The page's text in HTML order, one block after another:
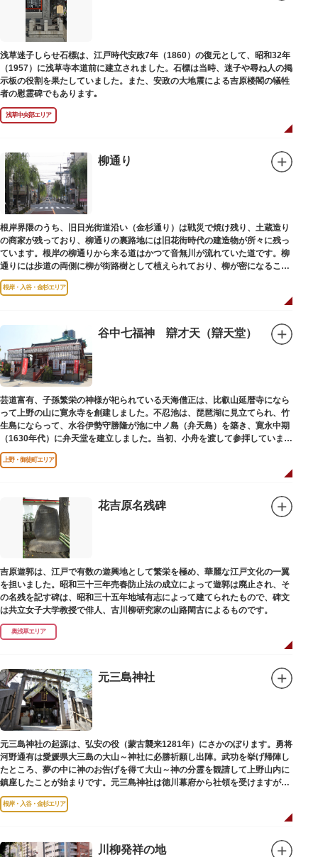
浅草迷子しらせ石標は、江戸時代安政7年（1860）の復元として、昭和32年
（1957）に浅草寺本道前に建立されました。石標は当時、迷子や尋ね人の掲
示板の役割を果たしていました。また、安政の大地震による吉原楼閣の犠牲
者の慰霊碑でもあります｡
浅草中央部エリア
柳通り
根岸界隈のうち、旧日光街道沿い（金杉通り）は戦災で焼け残り、土蔵造り
の商家が残っており、柳通りの裏路地には旧花街時代の建造物が所々に残っ
ています。根岸の柳通りから来る道はかつて音無川が流れていた道です。柳
通りには歩道の両側に柳が街路樹として植えられており、柳が密になるこの
通りがかつて花街のあった界隈です。
根岸・入谷・金杉エリア
谷中七福神 辯才天（辯天堂）
芸道富有、子孫繁栄の神様が祀られている天海僧正は、比叡山延暦寺になら
って上野の山に寛永寺を創建しました。不忍池は、琵琶湖に見立てられ、竹
生島にならって、水谷伊勢守勝隆が池に中ノ島（弁天島）を築き、寛永中期
（1630年代）に弁天堂を建立しました。当初、小舟を渡して参拝していまし
たが、後に橋が架けられました。
上野・御徒町エリア
花吉原名残碑
吉原遊郭は、江戸で有数の遊興地として繁栄を極め、華麗な江戸文化の一翼
を担いました。昭和三十三年売春防止法の成立によって遊郭は廃止され、そ
の名残を記す碑は、昭和三十五年地域有志によって建てられたもので、碑文
は共立女子大学教授で俳人、古川柳研究家の山路閑古によるものです。
奥浅草エリア
元三島神社
元三島神社の起源は、弘安の役（蒙古襲来1281年）にさかのぼります。勇将
河野通有は愛媛県大三島の大山～神社に必勝祈願し出陣。武功を挙げ帰陣し
たところ、夢の中に神のお告げを得て大山～神の分霊を観請して上野山内に
鎮座したことが始まりです。元三島神社は徳川幕府から社領を受けますが、
御用地となったために上野から浅草へ移転し、現在の地に至ります。
根岸・入谷・金杉エリア
川柳発祥の地